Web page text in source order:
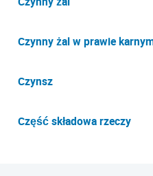
Czynny żal w prawie
Czynsz
Część składowa rzeczy